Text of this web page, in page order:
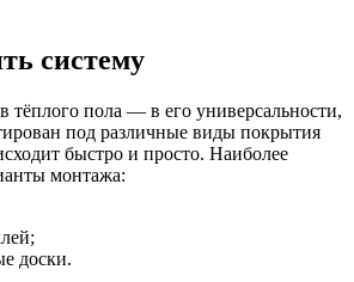
систему
тёплого пола — в его универсальности,
под различные виды покрытия
быстро и просто. Наиболее
монтажа:
доски.